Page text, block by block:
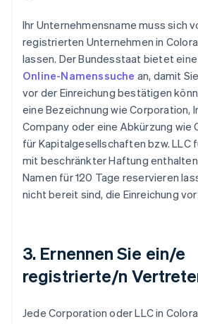
Ihr Unternehmensname muss sich
registrierten Unternehmen in
lassen. Der Bundesstaat bietet
Online-Namenssuche an, damit
vor der Einreichung bestätigen
eine Bezeichnung wie Corporation,
Company oder eine Abkürzung wie
für Kapitalgesellschaften bzw. LLC
mit beschränkter Haftung
Namen für 120 Tage reservieren
nicht bereit sind, die Einreichung
3. Ernennen Sie ein/e
registrierte/n
Jede Corporation oder LLC in